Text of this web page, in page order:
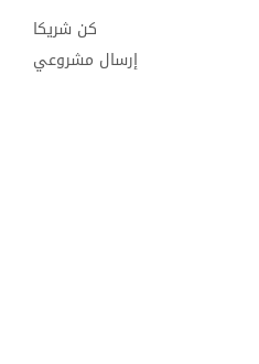
كن شريكا
إرسال مشروعي